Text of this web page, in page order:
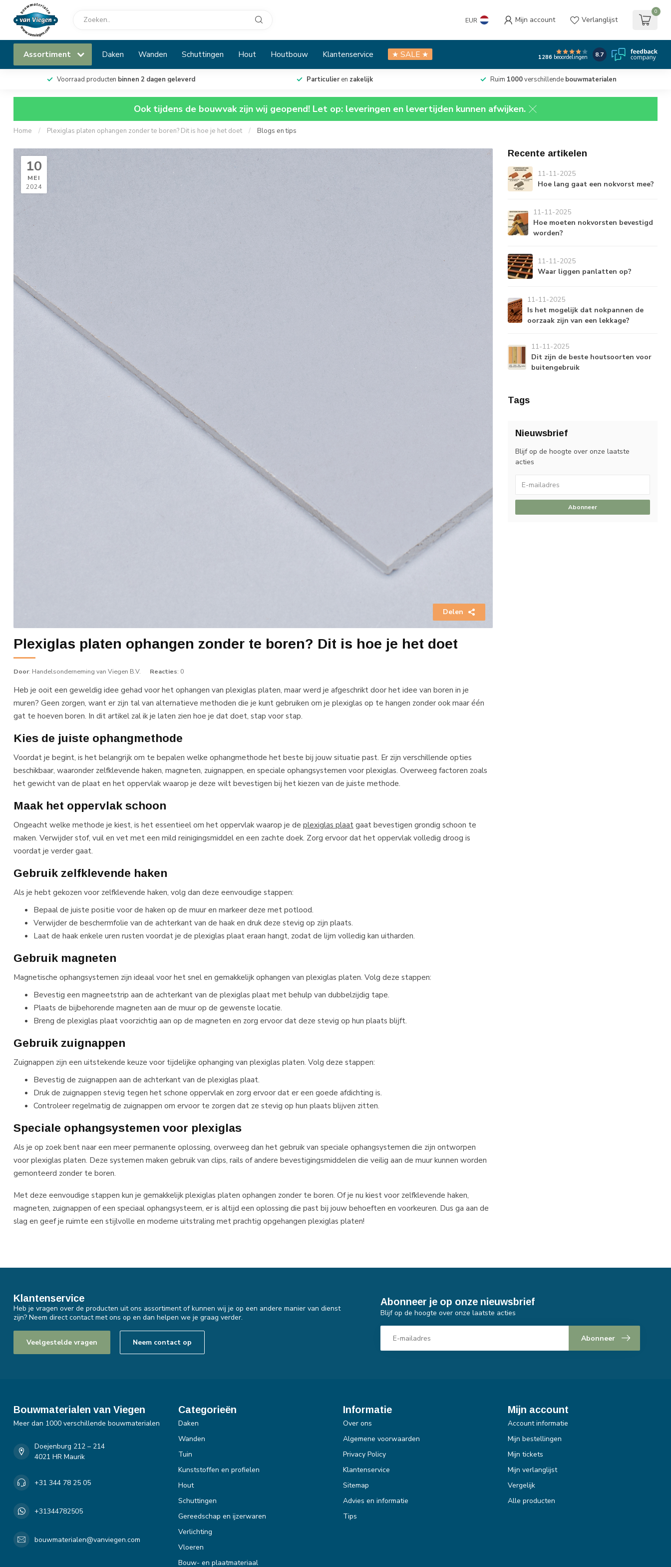
EUR Mijn account Verlanglijst
0
Assortiment Daken Wanden Schuttingen Hout Houtbouw Klantenservice ★ SALE ★ 1286 beoordelingen 8.7
Voorraad producten binnen 2 dagen geleverd Particulieren zakelijk Ruim 1000verschillende bouwmaterialen
Ook tijdens de bouwvak zijn wij geopend! Let op: leveringen en levertijden kunnen afwijken.
Home / Plexiglas platen ophangen zonder te boren? Dit is hoe je het doet / Blogs en tips
10
MEI
2024
Delen
Plexiglas platen ophangen zonder te boren? Dit is hoe je het doet
Door: Handelsonderneming van Viegen B.V. Reacties: 0
Heb je ooit een geweldig idee gehad voor het ophangen van plexiglas platen, maar werd je afgeschrikt door het idee van boren in je
muren? Geen zorgen, want er zijn tal van alternatieve methoden die je kunt gebruiken om je plexiglas op te hangen zonder ook maar één
gat te hoeven boren. In dit artikel zal ik je laten zien hoe je dat doet, stap voor stap.
Kies de juiste ophangmethode
Voordat je begint, is het belangrijk om te bepalen welke ophangmethode het beste bij jouw situatie past. Er zijn verschillende opties
beschikbaar, waaronder zelfklevende haken, magneten, zuignappen, en speciale ophangsystemen voor plexiglas. Overweeg factoren zoals
het gewicht van de plaat en het oppervlak waarop je deze wilt bevestigen bij het kiezen van de juiste methode.
Maak het oppervlak schoon
Ongeacht welke methode je kiest, is het essentieel om het oppervlak waarop je de plexiglas plaatgaat bevestigen grondig schoon te
maken. Verwijder stof, vuil en vet met een mild reinigingsmiddel en een zachte doek. Zorg ervoor dat het oppervlak volledig droog is
voordat je verder gaat.
Gebruik zelfklevende haken
Als je hebt gekozen voor zelfklevende haken, volg dan deze eenvoudige stappen:
Bepaal de juiste positie voor de haken op de muur en markeer deze met potlood.
Verwijder de beschermfolie van de achterkant van de haak en druk deze stevig op zijn plaats.
Laat de haak enkele uren rusten voordat je de plexiglas plaat eraan hangt, zodat de lijm volledig kan uitharden.
Gebruik magneten
Magnetische ophangsystemen zijn ideaal voor het snel en gemakkelijk ophangen van plexiglas platen. Volg deze stappen:
Bevestig een magneetstrip aan de achterkant van de plexiglas plaat met behulp van dubbelzijdig tape.
Plaats de bijbehorende magneten aan de muur op de gewenste locatie.
Breng de plexiglas plaat voorzichtig aan op de magneten en zorg ervoor dat deze stevig op hun plaats blijft.
Gebruik zuignappen
Zuignappen zijn een uitstekende keuze voor tijdelijke ophanging van plexiglas platen. Volg deze stappen:
Bevestig de zuignappen aan de achterkant van de plexiglas plaat.
Druk de zuignappen stevig tegen het schone oppervlak en zorg ervoor dat er een goede afdichting is.
Controleer regelmatig de zuignappen om ervoor te zorgen dat ze stevig op hun plaats blijven zitten.
Speciale ophangsystemen voor plexiglas
Als je op zoek bent naar een meer permanente oplossing, overweeg dan het gebruik van speciale ophangsystemen die zijn ontworpen
voor plexiglas platen. Deze systemen maken gebruik van clips, rails of andere bevestigingsmiddelen die veilig aan de muur kunnen worden
gemonteerd zonder te boren.
Met deze eenvoudige stappen kun je gemakkelijk plexiglas platen ophangen zonder te boren. Of je nu kiest voor zelfklevende haken,
magneten, zuignappen of een speciaal ophangsysteem, er is altijd een oplossing die past bij jouw behoeften en voorkeuren. Dus ga aan de
slag en geef je ruimte een stijlvolle en moderne uitstraling met prachtig opgehangen plexiglas platen!
Recente artikelen
11-11-2025
Hoe lang gaat een nokvorst mee?
11-11-2025
Hoe moeten nokvorsten bevestigd
worden?
11-11-2025
Waar liggen panlatten op?
11-11-2025
Is het mogelijk dat nokpannen de
oorzaak zijn van een lekkage?
11-11-2025
Dit zijn de beste houtsoorten voor
buitengebruik
Tags
Nieuwsbrief
Blijf op de hoogte over onze laatste
acties
Abonneer
Klantenservice
Heb je vragen over de producten uit ons assortiment of kunnen wij je op een andere manier van dienst
zijn? Neem direct contact met ons op en dan helpen we je graag verder.
Veelgestelde vragen Neem contact op
Abonneer je op onze nieuwsbrief
Blijf op de hoogte over onze laatste acties
Abonneer
Bouwmaterialen van Viegen
Meer dan 1000 verschillende bouwmaterialen
Doejenburg 212 – 214
4021 HR Maurik
+31 344 78 25 05
+31344782505
bouwmaterialen@vanviegen.com
Categorieën
Daken
Wanden
Tuin
Kunststoffen en profielen
Hout
Schuttingen
Gereedschap en ijzerwaren
Verlichting
Vloeren
Bouw- en plaatmateriaal
Informatie
Over ons
Algemene voorwaarden
Privacy Policy
Klantenservice
Sitemap
Advies en informatie
Tips
Mijn account
Account informatie
Mijn bestellingen
Mijn tickets
Mijn verlanglijst
Vergelijk
Alle producten